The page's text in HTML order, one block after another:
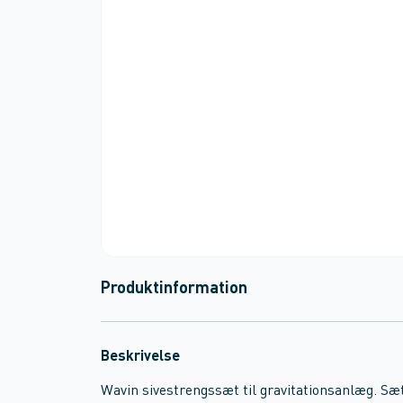
Produktinformation
Beskrivelse
Wavin sivestrengssæt til gravitationsanlæg.